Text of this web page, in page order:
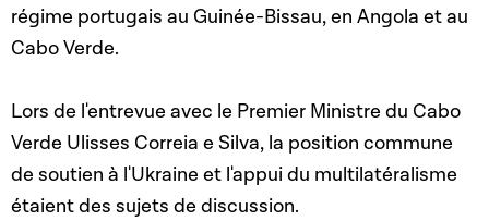
régime portugais au Guinée-Bissau, en Angola et au
Cabo Verde.
Lors de l'entrevue avec le Premier Ministre du Cabo
Verde Ulisses Correia e Silva, la position commune
de soutien à l'Ukraine et l'appui du multilatéralisme
étaient des sujets de discussion.